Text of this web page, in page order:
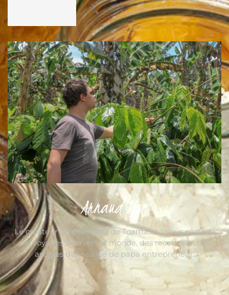
Arnaud Sion
Le créateur du Comptoir de Toamasina vous partage
ses voyages à travers le monde, des recettes et des
astuces dans sa vie de papa entrepreneur.